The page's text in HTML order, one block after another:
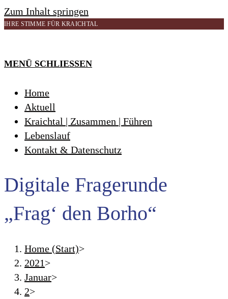
Zum Inhalt springen
IHRE STIMME FÜR KRAICHTAL
MENÜ SCHLIESSEN
Home
Aktuell
Kraichtal | Zusammen | Führen
Lebenslauf
Kontakt & Datenschutz
Digitale Fragerunde
„Frag‘ den Borho“
Home (Start)>
2021>
Januar>
2>